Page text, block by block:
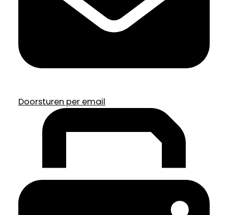
Doorsturen per email